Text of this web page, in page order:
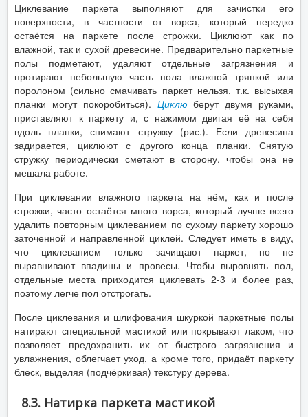
Циклевание паркета выполняют для зачистки его
поверхности, в частности от ворса, который нередко
остаётся на паркете после строжки. Циклюют как по
влажной, так и сухой древесине. Предварительно паркетные
полы подметают, удаляют отдельные загрязнения и
протирают небольшую часть пола влажной тряпкой или
поролоном (сильно смачивать паркет нельзя, т.к. высыхая
планки могут покоробиться). Циклю берут двумя руками,
приставляют к паркету и, с нажимом двигая её на себя
вдоль планки, снимают стружку (рис.). Если древесина
задирается, циклюют с другого конца планки. Снятую
стружку периодически сметают в сторону, чтобы она не
мешала работе.
При циклевании влажного паркета на нём, как и после
строжки, часто остаётся много ворса, который лучше всего
удалить повторным циклеванием по сухому паркету хорошо
заточенной и направленной циклей. Следует иметь в виду,
что циклеванием только зачищают паркет, но не
выравнивают впадины и провесы. Чтобы выровнять пол,
отдельные места приходится циклевать 2-3 и более раз,
поэтому легче пол отстрогать.
После циклевания и шлифования шкуркой паркетные полы
натирают специальной мастикой или покрывают лаком, что
позволяет предохранить их от быстрого загрязнения и
увлажнения, облегчает уход, а кроме того, придаёт паркету
блеск, выделяя (подчёркивая) текстуру дерева.
8.3. Натирка паркета мастикой